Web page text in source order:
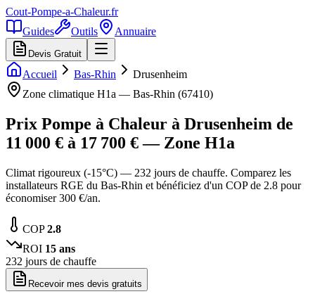
Cout-Pompe-a-Chaleur.fr
Guides
Outils Annuaire
Devis Gratuit
Accueil Bas-Rhin
Drusenheim
Zone climatique H1a — Bas-Rhin (67410)
Prix Pompe à Chaleur à Drusenheim de
11 000 € à 17 700 € — Zone H1a
Climat rigoureux (-15°C) — 232 jours de chauffe. Comparez les
installateurs RGE du Bas-Rhin et bénéficiez d'un COP de 2.8 pour
économiser 300 €/an.
COP2.8
ROI 15 ans
232 jours de chauffe
Recevoir mes devis gratuits